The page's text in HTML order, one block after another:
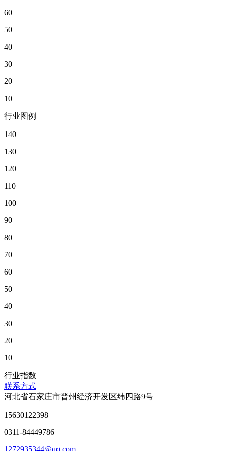
60
50
40
30
20
10
行业图例
140
130
120
110
100
90
80
70
60
50
40
30
20
10
行业指数
联系方式
河北省石家庄市晋州经济开发区纬四路9号
15630122398
0311-84449786
1272935344@qq.com